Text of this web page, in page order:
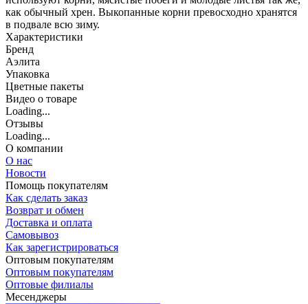
как обычный хрен. Выкопанные корни превосходно хранятся
в подвале всю зиму.
Характеристики
Бренд
Аэлита
Упаковка
Цветные пакеты
Видео о товаре
Loading...
Отзывы
Loading...
О компании
О нас
Новости
Помощь покупателям
Как сделать заказ
Возврат и обмен
Доставка и оплата
Самовывоз
Как зарегистрироваться
Оптовым покупателям
Оптовым покупателям
Оптовые филиалы
Месенджеры